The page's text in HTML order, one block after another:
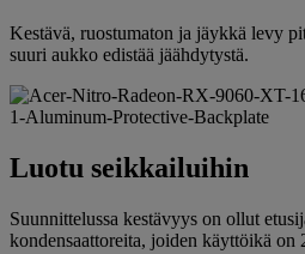
Kestävä, ruostumaton ja jäykkä levy
suuri aukko edistää jäähdytystä.
Luotu seikkailuihin
Suunnittelussa kestävyys on ollut
kondensaattoreita, joiden käyttöikä on